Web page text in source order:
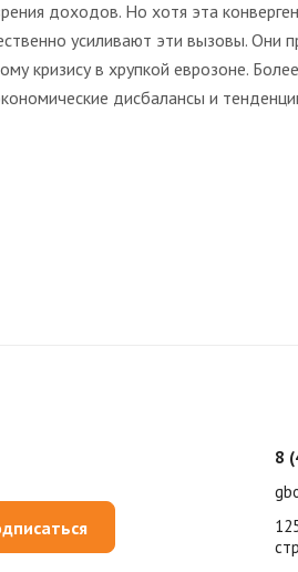
доходов. Но хотя эта
усиливают эти вызовы. Они
кризису в хрупкой еврозоне.
дисбалансы и
8